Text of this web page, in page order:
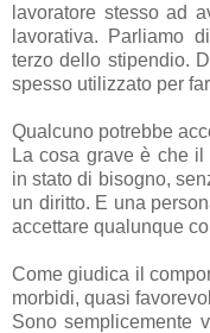
lavoratore stesso ad
lavorativa. Parliamo
terzo dello stipendio.
spesso utilizzato per
Qualcuno potrebbe
La cosa grave è che
in stato di bisogno,
un diritto. E una
accettare qualunque
Come giudica il
morbidi, quasi
Sono semplicemente